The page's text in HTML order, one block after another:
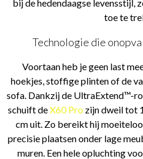
bij de hedendaagse levensstijl,
toe te
Technologie die
Voortaan heb je geen last
hoekjes, stoffige plinten of de
sofa. Dankzij de UltraExtend™-
schuift deX60 Pro zijn dweil tot
cm uit. Zo bereikt hij
precisie plaatsen onder lage
muren. Een hele opluchting